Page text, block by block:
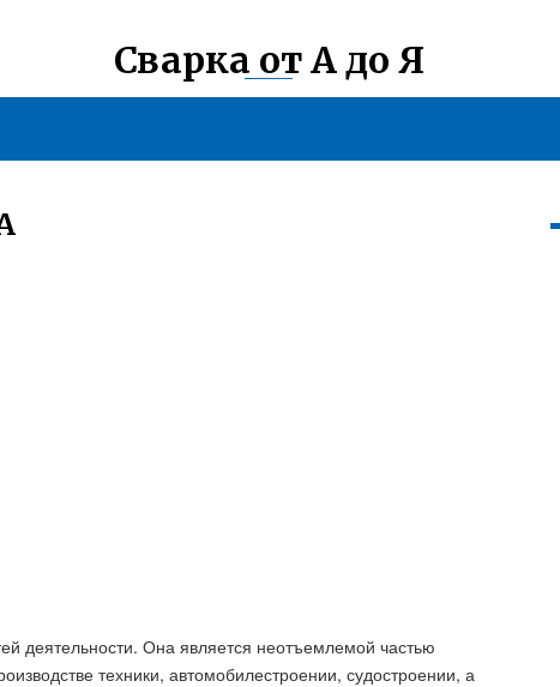
Сварка от А до Я
деятельности. Она является неотъемлемой частью
техники, автомобилестроении, судостроении, а